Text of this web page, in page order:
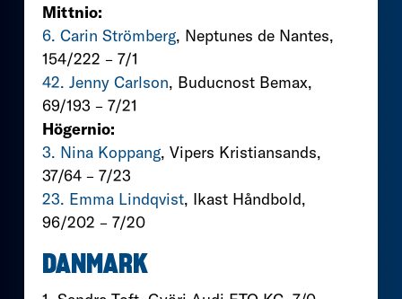
Mittnio:
6. Carin Strömberg, Neptunes de Nantes,
154/222 – 7/1
42. Jenny Carlson, Buducnost Bemax,
69/193 – 7/21
Högernio:
3. Nina Koppang, Vipers Kristiansands,
37/64 – 7/23
23. Emma Lindqvist, Ikast Håndbold,
96/202 – 7/20
DANMARK